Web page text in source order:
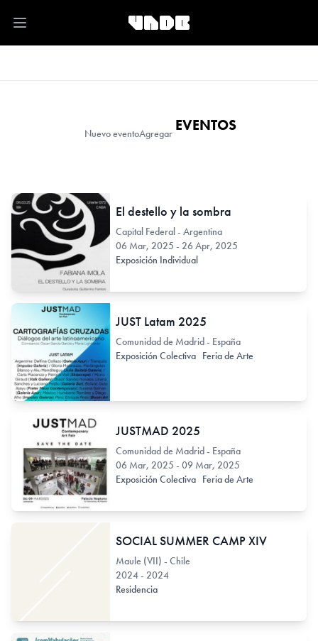
Open main menu
Nuevo eventoAgregar EVENTOS
El destello y la sombra
Capital Federal - Argentina
06 Mar, 2025 - 26 Apr, 2025
Exposición Individual
JUST Latam 2025
Comunidad de Madrid - España
Exposición Colectiva Feria de Arte
JUSTMAD 2025
Comunidad de Madrid - España
06 Mar, 2025 - 09 Mar, 2025
Exposición Colectiva Feria de Arte
SOCIAL SUMMER CAMP XIV
Maule (VII) - Chile
2024 - 2024
Residencia